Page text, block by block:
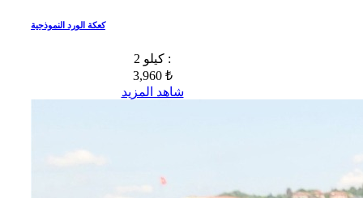
كعكة الورد النموذجية
2 كيلو :
3,960 ₺
شاهد المزيد